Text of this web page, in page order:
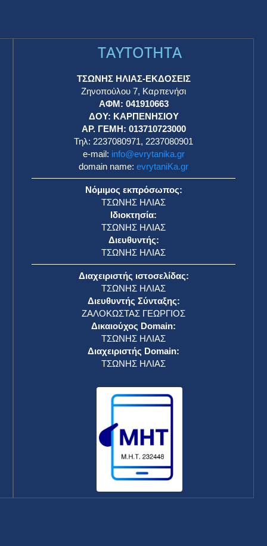
TAYTOTHTA
ΤΣΩΝΗΣ ΗΛΙΑΣ-ΕΚΔΟΣΕΙΣ
Ζηνοπούλου 7, Καρπενήσι
ΑΦΜ: 041910663
ΔΟΥ: ΚΑΡΠΕΝΗΣΙΟΥ
ΑΡ. ΓΕΜΗ: 013710723000
Τηλ: 2237080971, 2237080901
e-mail: info@evrytanika.gr
domain name: evrytaniKa.gr
Νόμιμος εκπρόσωπος:
ΤΣΩΝΗΣ ΗΛΙΑΣ
Ιδιοκτησία:
ΤΣΩΝΗΣ ΗΛΙΑΣ
Διευθυντής:
ΤΣΩΝΗΣ ΗΛΙΑΣ
Διαχειριστής ιστοσελίδας:
ΤΣΩΝΗΣ ΗΛΙΑΣ
Διευθυντής Σύνταξης:
ΖΑΛΟΚΩΣΤΑΣ ΓΕΩΡΓΙΟΣ
Δικαιούχος Domain:
ΤΣΩΝΗΣ ΗΛΙΑΣ
Διαχειριστής Domain:
ΤΣΩΝΗΣ ΗΛΙΑΣ